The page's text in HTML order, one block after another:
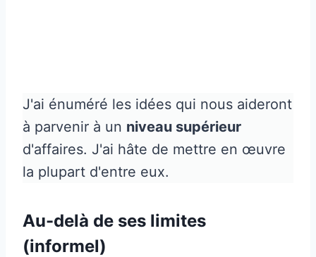
J'ai énuméré les idées qui nous aideront
à parvenir à un niveau supérieur
d'affaires. J'ai hâte de mettre en œuvre
la plupart d'entre eux.
Au-delà de ses limites
(informel)